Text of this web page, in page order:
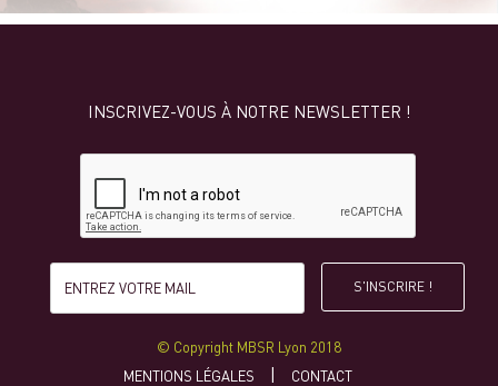
INSCRIVEZ-VOUS À NOTRE NEWSLETTER !
© Copyright MBSR Lyon 2018
MENTIONS LÉGALES
CONTACT